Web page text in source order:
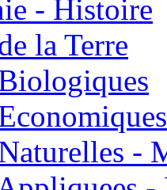
- Histoire
la Terre
-